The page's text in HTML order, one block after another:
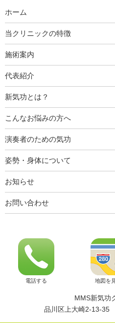
ホーム
当クリニックの特徴
施術案内
代表紹介
新気功とは？
こんなお悩みの方へ
演奏者のための気功
姿勢・身体について
お知らせ
お問い合わせ
電話する 地図を
MMS新気功
品川区上大崎2-13-35